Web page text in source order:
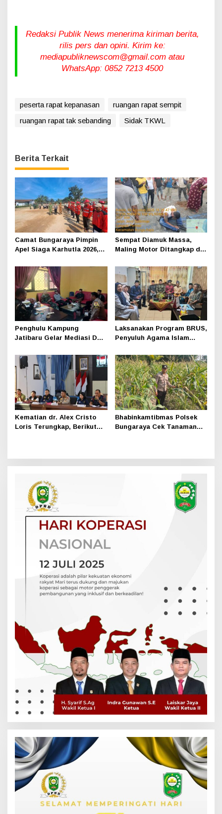
Redaksi Publik News menerima kiriman berita,
rilis pers dan opini. Kirim ke:
mediapubliknewscom@gmail.com atau
WhatsApp: 0852 7213 4500
peserta rapat kepanasan
ruangan rapat sempit
ruangan rapat tak sebanding
Sidak TKWL
Berita Terkait
Camat Bungaraya Pimpin
Apel Siaga Karhutla 2026,
Perusahaan dan
Masyarakat Dikuatkan
Sempat Diamuk Massa,
Maling Motor Ditangkap di
Penghulu Kampung
Jatibaru Gelar Mediasi Dua
Pihak Tak Hadir
Laksanakan Program BRUS,
Penyuluh Agama Islam
1
Kematian dr. Alex Cristo
Loris Terungkap, Berikut
Bhabinkamtibmas Polsek
Bungaraya Cek Tanaman